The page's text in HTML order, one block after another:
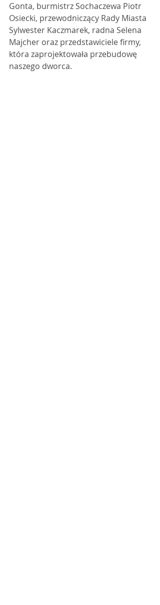
Gonta, burmistrz Sochaczewa Piotr
Osiecki, przewodniczący Rady Miasta
Sylwester Kaczmarek, radna Selena
Majcher oraz przedstawiciele firmy,
która zaprojektowała przebudowę
naszego dworca.